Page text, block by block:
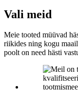
Vali meid
Meie tooted müüvad
riikides ning kogu
poolt on need hästi